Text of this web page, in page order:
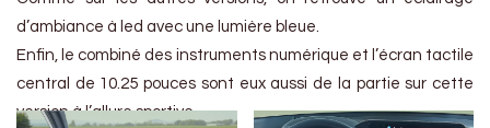
d’ambiance à led avec une lumière bleue.
Enfin, le combiné des instruments numérique et l’écran tactile
central de 10.25 pouces sont eux aussi de la partie sur cette
version à l’allure sportive.